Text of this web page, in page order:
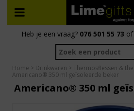
Heb je een vraag? 076 501 55 73 of
Home > Drinkwaren > Thermosflessen &
Americano® 350 ml geïsoleerde beker
Americano® 350 ml